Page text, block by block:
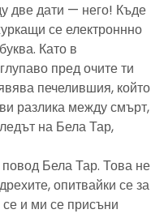
две дати — него! Къде
се електроннно
Като в
пред очите ти
печелившия, който
разлика между смърт,
на Бела Тар,
Бела Тар. Това не
опитвайки се за
и ми се присъни